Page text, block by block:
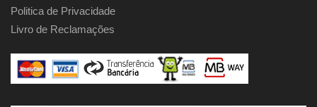
Politica de Privacidade
Livro de Reclamações